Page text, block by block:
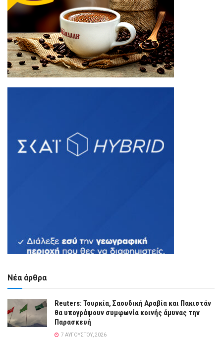
Νέα άρθρα
Reuters: Τουρκία, Σαουδική Αραβία και Πακιστάν
θα υπογράψουν συμφωνία κοινής άμυνας την
Παρασκευή
7 ΑΥΓΟΎΣΤΟΥ, 2026